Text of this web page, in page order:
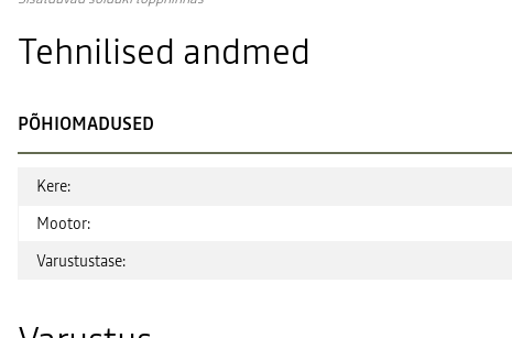
Tehnilised andmed
PÕHIOMADUSED
Kere:
Mootor:
Varustustase: